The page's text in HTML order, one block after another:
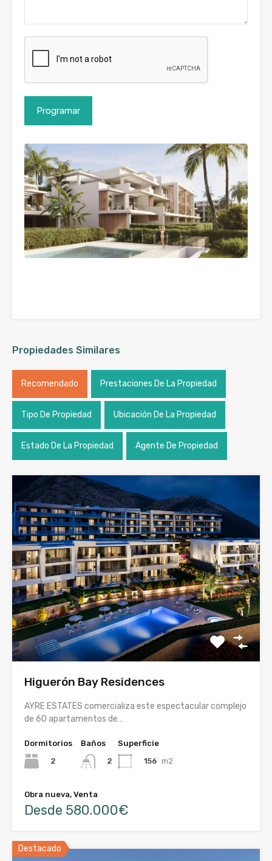
Propiedades Similares
Recomendado Prestaciones De La Propiedad
Tipo De Propiedad Ubicación De La Propiedad
Estado De La Propiedad Agente De Propiedad
Higuerón Bay Residences
AYRE ESTATES comercializa este espectacular complejo
de 60 apartamentos de…
Dormitorios
2
Baños
2
Superficie
156 m2
Obra nueva, Venta
Desde 580.000€
Destacado